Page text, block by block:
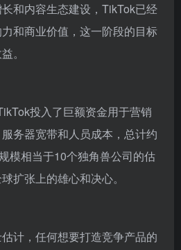
和内容生态建设，TikTok已经
和商业价值，这一阶段的目标
。
投入了巨额资金用于营销
务器宽带和人员成本，总计约
模相当于10个独角兽公司的估
扩张上的雄心和决心。
计，任何想要打造竞争产品的